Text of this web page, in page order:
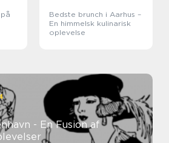
Bedste brunch i Aarhus –
En himmelsk kulinarisk
oplevelse
- En Fusion af